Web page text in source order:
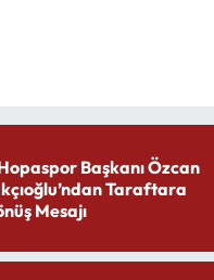
Başkanı Özcan
Taraftara
Mesajı